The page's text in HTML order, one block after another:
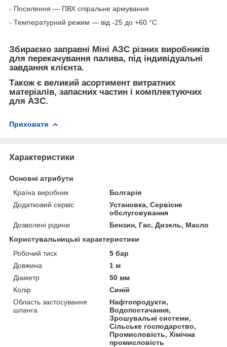
- Посилення — ПВХ спіральне армування
- Температурний режим — від -25 до +60 °C
Збираємо заправні Міні АЗС різних виробників
для перекачування палива, під індивідуальні
завдання клієнта.
Також є великий асортимент витратних
матеріалів, запасних частин і комплектуючих
для АЗС.
Приховати
Характеристики
Основні атрибути
Країна виробник
Болгарія
Додатковий сервіс
Установка, Сервісне
обслуговування
Дозволені рідини
Бензин, Гас, Дизель, Масло
Користувальницькі характеристики
Робочий тиск
5 бар
Довжина
1 м
Діаметр
50 мм
Колір
Синій
Область застосування
шланга
Нафтопродукти,
Водопостачання,
Зрошувальні системи,
Сільське господарство,
Промисловість, Хімічна
промисловість